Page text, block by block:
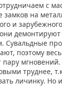
с
замков на
и
Сувальдные
поэтому
пару
труднее,
личинку. Но